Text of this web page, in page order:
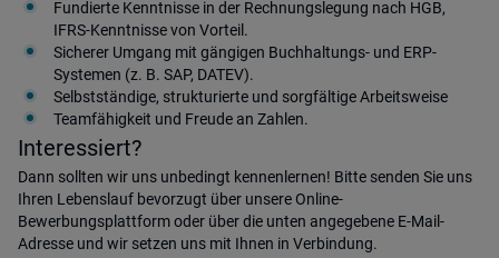
Fundierte Kenntnisse in der Rechnungslegung nach HGB,
IFRS-Kenntnisse von Vorteil.
Sicherer Umgang mit gängigen Buchhaltungs- und ERP-
Systemen (z. B. SAP, DATEV).
Selbstständige, strukturierte und sorgfältige Arbeitsweise
Teamfähigkeit und Freude an Zahlen.
Interessiert?
Dann sollten wir uns unbedingt kennenlernen! Bitte senden Sie uns
Ihren Lebenslauf bevorzugt über unsere Online-
Bewerbungsplattform oder über die unten angegebene E-Mail-
Adresse und wir setzen uns mit Ihnen in Verbindung.